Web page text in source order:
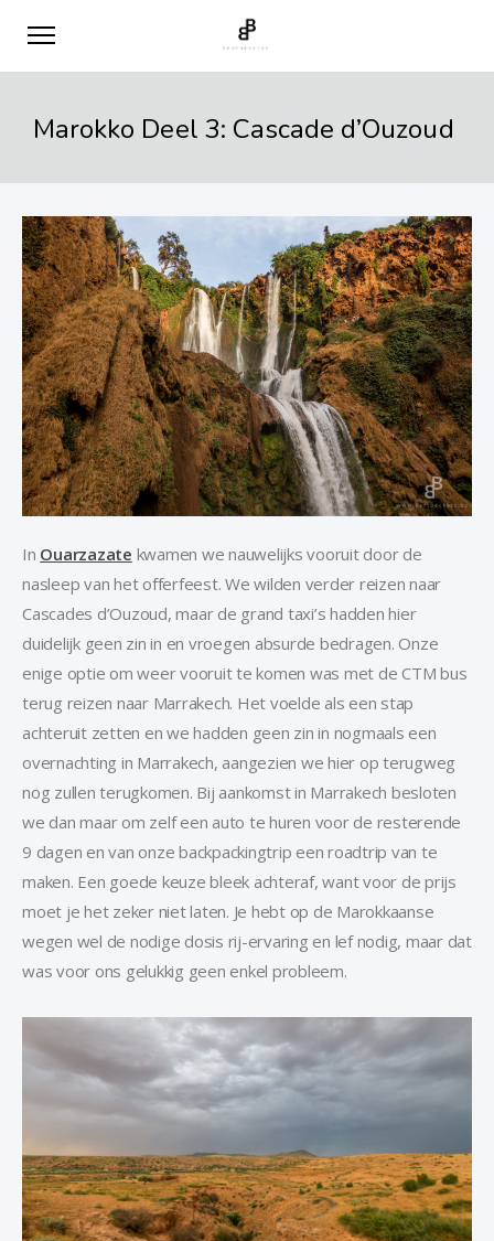
Marokko Deel 3: Cascade d’Ouzoud
In Ouarzazate kwamen we nauwelijks vooruit door de
nasleep van het offerfeest. We wilden verder reizen naar
Cascades d’Ouzoud, maar de grand taxi’s hadden hier
duidelijk geen zin in en vroegen absurde bedragen. Onze
enige optie om weer vooruit te komen was met de CTM bus
terug reizen naar Marrakech. Het voelde als een stap
achteruit zetten en we hadden geen zin in nogmaals een
overnachting in Marrakech, aangezien we hier op terugweg
nog zullen terugkomen. Bij aankomst in Marrakech besloten
we dan maar om zelf een auto te huren voor de resterende
9 dagen en van onze backpackingtrip een roadtrip van te
maken. Een goede keuze bleek achteraf, want voor de prijs
moet je het zeker niet laten. Je hebt op de Marokkaanse
wegen wel de nodige dosis rij-ervaring en lef nodig, maar dat
was voor ons gelukkig geen enkel probleem.